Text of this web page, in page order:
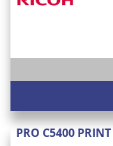
PRO C5400